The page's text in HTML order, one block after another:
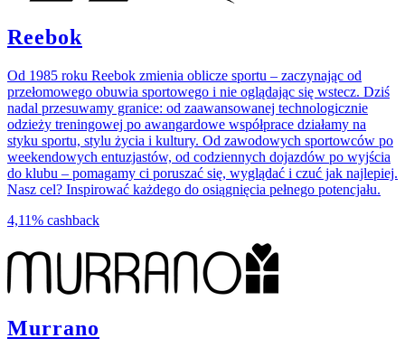
Reebok
Od 1985 roku Reebok zmienia oblicze sportu – zaczynając od
przełomowego obuwia sportowego i nie oglądając się wstecz. Dziś
nadal przesuwamy granice: od zaawansowanej technologicznie
odzieży treningowej po awangardowe współprace działamy na
styku sportu, stylu życia i kultury. Od zawodowych sportowców po
weekendowych entuzjastów, od codziennych dojazdów po wyjścia
do klubu – pomagamy ci poruszać się, wyglądać i czuć jak najlepiej.
Nasz cel? Inspirować każdego do osiągnięcia pełnego potencjału.
4,11% cashback
Murrano